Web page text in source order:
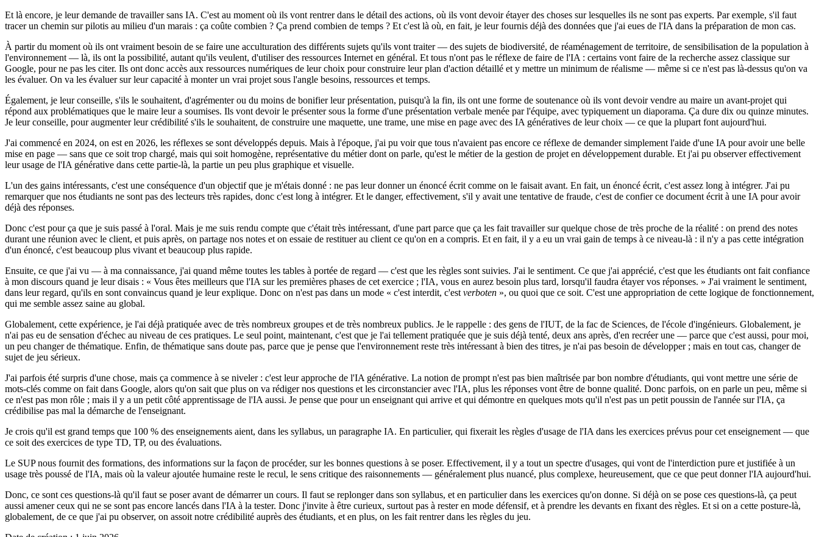
Et là encore, je leur demande de travailler sans IA. C'est au moment où ils vont rentrer dans le détail des actions, où ils vont devoir étayer des choses sur lesquelles ils ne sont pas experts. Par exemple, s'il faut
tracer un chemin sur pilotis au milieu d'un marais : ça coûte combien ? Ça prend combien de temps ? Et c'est là où, en fait, je leur fournis déjà des données que j'ai eues de l'IA dans la préparation de mon cas.
À partir du moment où ils ont vraiment besoin de se faire une acculturation des différents sujets qu'ils vont traiter — des sujets de biodiversité, de réaménagement de territoire, de sensibilisation de la population à
l'environnement — là, ils ont la possibilité, autant qu'ils veulent, d'utiliser des ressources Internet en général. Et tous n'ont pas le réflexe de faire de l'IA : certains vont faire de la recherche assez classique sur
Google, pour ne pas les citer. Ils ont donc accès aux ressources numériques de leur choix pour construire leur plan d'action détaillé et y mettre un minimum de réalisme — même si ce n'est pas là-dessus qu'on va
les évaluer. On va les évaluer sur leur capacité à monter un vrai projet sous l'angle besoins, ressources et temps.
Également, je leur conseille, s'ils le souhaitent, d'agrémenter ou du moins de bonifier leur présentation, puisqu'à la fin, ils ont une forme de soutenance où ils vont devoir vendre au maire un avant-projet qui
répond aux problématiques que le maire leur a soumises. Ils vont devoir le présenter sous la forme d'une présentation verbale menée par l'équipe, avec typiquement un diaporama. Ça dure dix ou quinze minutes.
Je leur conseille, pour augmenter leur crédibilité s'ils le souhaitent, de construire une maquette, une trame, une mise en page avec des IA génératives de leur choix — ce que la plupart font aujourd'hui.
J'ai commencé en 2024, on est en 2026, les réflexes se sont développés depuis. Mais à l'époque, j'ai pu voir que tous n'avaient pas encore ce réflexe de demander simplement l'aide d'une IA pour avoir une belle
mise en page — sans que ce soit trop chargé, mais qui soit homogène, représentative du métier dont on parle, qu'est le métier de la gestion de projet en développement durable. Et j'ai pu observer effectivement
leur usage de l'IA générative dans cette partie-là, la partie un peu plus graphique et visuelle.
L'un des gains intéressants, c'est une conséquence d'un objectif que je m'étais donné : ne pas leur donner un énoncé écrit comme on le faisait avant. En fait, un énoncé écrit, c'est assez long à intégrer. J'ai pu
remarquer que nos étudiants ne sont pas des lecteurs très rapides, donc c'est long à intégrer. Et le danger, effectivement, s'il y avait une tentative de fraude, c'est de confier ce document écrit à une IA pour avoir
déjà des réponses.
Donc c'est pour ça que je suis passé à l'oral. Mais je me suis rendu compte que c'était très intéressant, d'une part parce que ça les fait travailler sur quelque chose de très proche de la réalité : on prend des notes
durant une réunion avec le client, et puis après, on partage nos notes et on essaie de restituer au client ce qu'on en a compris. Et en fait, il y a eu un vrai gain de temps à ce niveau-là : il n'y a pas cette intégration
d'un énoncé, c'est beaucoup plus vivant et beaucoup plus rapide.
Ensuite, ce que j'ai vu — à ma connaissance, j'ai quand même toutes les tables à portée de regard — c'est que les règles sont suivies. J'ai le sentiment. Ce que j'ai apprécié, c'est que les étudiants ont fait confiance
à mon discours quand je leur disais : « Vous êtes meilleurs que l'IA sur les premières phases de cet exercice ; l'IA, vous en aurez besoin plus tard, lorsqu'il faudra étayer vos réponses. » J'ai vraiment le sentiment,
dans leur regard, qu'ils en sont convaincus quand je leur explique. Donc on n'est pas dans un mode « c'est interdit, c'est verboten », ou quoi que ce soit. C'est une appropriation de cette logique de fonctionnement,
qui me semble assez saine au global.
Globalement, cette expérience, je l'ai déjà pratiquée avec de très nombreux groupes et de très nombreux publics. Je le rappelle : des gens de l'IUT, de la fac de Sciences, de l'école d'ingénieurs. Globalement, je
n'ai pas eu de sensation d'échec au niveau de ces pratiques. Le seul point, maintenant, c'est que je l'ai tellement pratiquée que je suis déjà tenté, deux ans après, d'en recréer une — parce que c'est aussi, pour moi,
un peu changer de thématique. Enfin, de thématique sans doute pas, parce que je pense que l'environnement reste très intéressant à bien des titres, je n'ai pas besoin de développer ; mais en tout cas, changer de
sujet de jeu sérieux.
J'ai parfois été surpris d'une chose, mais ça commence à se niveler : c'est leur approche de l'IA générative. La notion de prompt n'est pas bien maîtrisée par bon nombre d'étudiants, qui vont mettre une série de
mots-clés comme on fait dans Google, alors qu'on sait que plus on va rédiger nos questions et les circonstancier avec l'IA, plus les réponses vont être de bonne qualité. Donc parfois, on en parle un peu, même si
ce n'est pas mon rôle ; mais il y a un petit côté apprentissage de l'IA aussi. Je pense que pour un enseignant qui arrive et qui démontre en quelques mots qu'il n'est pas un petit poussin de l'année sur l'IA, ça
crédibilise pas mal la démarche de l'enseignant.
Je crois qu'il est grand temps que 100 % des enseignements aient, dans les syllabus, un paragraphe IA. En particulier, qui fixerait les règles d'usage de l'IA dans les exercices prévus pour cet enseignement — que
ce soit des exercices de type TD, TP, ou des évaluations.
Le SUP nous fournit des formations, des informations sur la façon de procéder, sur les bonnes questions à se poser. Effectivement, il y a tout un spectre d'usages, qui vont de l'interdiction pure et justifiée à un
usage très poussé de l'IA, mais où la valeur ajoutée humaine reste le recul, le sens critique des raisonnements — généralement plus nuancé, plus complexe, heureusement, que ce que peut donner l'IA aujourd'hui.
Donc, ce sont ces questions-là qu'il faut se poser avant de démarrer un cours. Il faut se replonger dans son syllabus, et en particulier dans les exercices qu'on donne. Si déjà on se pose ces questions-là, ça peut
aussi amener ceux qui ne se sont pas encore lancés dans l'IA à la tester. Donc j'invite à être curieux, surtout pas à rester en mode défensif, et à prendre les devants en fixant des règles. Et si on a cette posture-là,
globalement, de ce que j'ai pu observer, on assoit notre crédibilité auprès des étudiants, et en plus, on les fait rentrer dans les règles du jeu.